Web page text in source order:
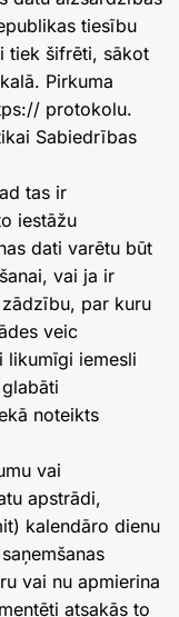
tiesību
tiek šifrēti, sākot
Pirkuma
protokolu.
Sabiedrības
tas ir
iestāžu
dati varētu būt
vai ja ir
par kuru
veic
likumīgi iemesli
noteikts
vai
apstrādi,
kalendāro dienu
vai nu apmierina
atsakās to